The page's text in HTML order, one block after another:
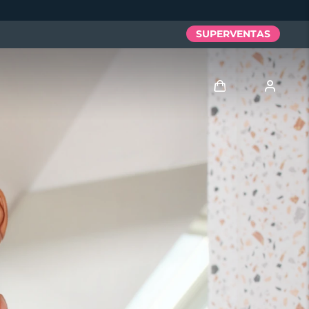
SUPERVENTAS
Iniciar sesión
Perfil de usuario
Mis dispositivos
Mis pedidos
Mis direcciones
Mis suscripciones